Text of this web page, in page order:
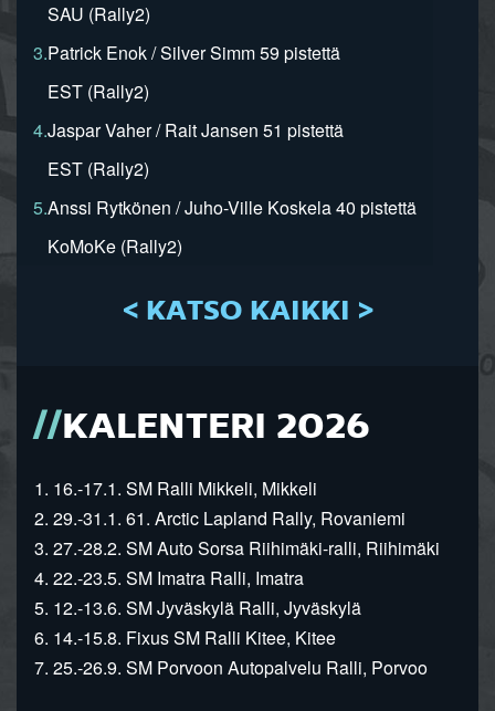
SAU (Rally2)
3.Patrick Enok / Silver Simm 59 pistettä
EST (Rally2)
4.Jaspar Vaher / Rait Jansen 51 pistettä
EST (Rally2)
5.Anssi Rytkönen / Juho-Ville Koskela 40 pistettä
KoMoKe (Rally2)
< KATSO KAIKKI >
KALENTERI 2026
1. 16.-17.1. SM Ralli Mikkeli, Mikkeli
2. 29.-31.1. 61. Arctic Lapland Rally, Rovaniemi
3. 27.-28.2. SM Auto Sorsa Riihimäki-ralli, Riihimäki
4. 22.-23.5. SM Imatra Ralli, Imatra
5. 12.-13.6. SM Jyväskylä Ralli, Jyväskylä
6. 14.-15.8. Fixus SM Ralli Kitee, Kitee
7. 25.-26.9. SM Porvoon Autopalvelu Ralli, Porvoo